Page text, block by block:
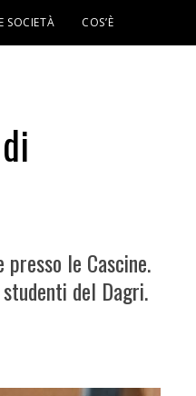
SOCIETÀ COS’È
le Cascine.
del Dagri.